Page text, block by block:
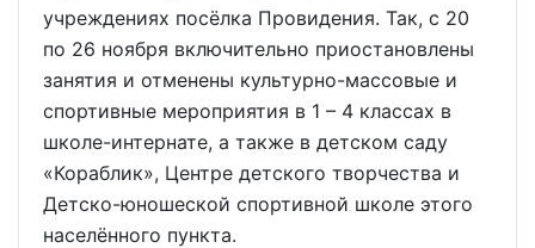
учреждениях посёлка Провидения. Так, с 20
по 26 ноября включительно приостановлены
занятия и отменены культурно-массовые и
спортивные мероприятия в 1 – 4 классах в
школе-интернате, а также в детском саду
«Кораблик», Центре детского творчества и
Детско-юношеской спортивной школе этого
населённого пункта.